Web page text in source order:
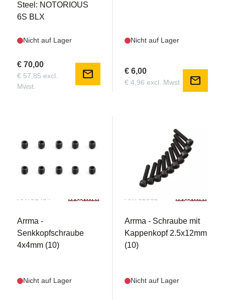
Steel: NOTORIOUS
6S BLX
Nicht auf Lager
€ 70,00
€ 57,85 excl.
Mwst.
mail
Nicht auf Lager
€ 6,00
€ 4,96 excl. Mwst. mail
AR701404
Arrma -
Senkkopfschraube
4x4mm (10)
Nicht auf Lager
AR702002
Arrma - Schraube mit
Kappenkopf 2.5x12mm
(10)
Nicht auf Lager